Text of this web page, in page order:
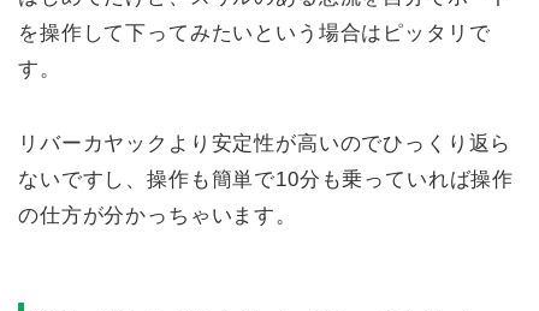
を操作して下ってみたいという場合はピッタリで
す。
リバーカヤックより安定性が高いのでひっくり返ら
ないですし、操作も簡単で10分も乗っていれば操作
の仕方が分かっちゃいます。